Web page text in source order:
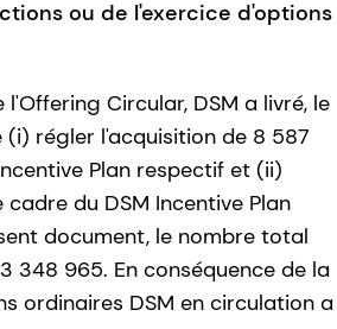
ou de l'exercice d'options
Circular, DSM a livré, le
régler l'acquisition de 8 587
Plan respectif et (ii)
du DSM Incentive Plan
document, le nombre total
348 965. En conséquence de la
ordinaires DSM en circulation a